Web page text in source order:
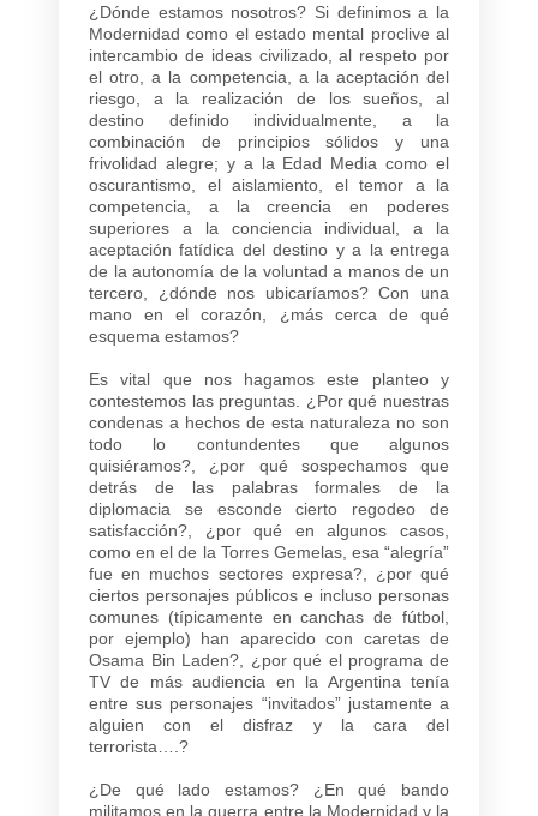
¿Dónde estamos nosotros? Si definimos a la
Modernidad como el estado mental proclive al
intercambio de ideas civilizado, al respeto por
el otro, a la competencia, a la aceptación del
riesgo, a la realización de los sueños, al
destino definido individualmente, a la
combinación de principios sólidos y una
frivolidad alegre; y a la Edad Media como el
oscurantismo, el aislamiento, el temor a la
competencia, a la creencia en poderes
superiores a la conciencia individual, a la
aceptación fatídica del destino y a la entrega
de la autonomía de la voluntad a manos de un
tercero, ¿dónde nos ubicaríamos? Con una
mano en el corazón, ¿más cerca de qué
esquema estamos?
Es vital que nos hagamos este planteo y
contestemos las preguntas. ¿Por qué nuestras
condenas a hechos de esta naturaleza no son
todo lo contundentes que algunos
quisiéramos?, ¿por qué sospechamos que
detrás de las palabras formales de la
diplomacia se esconde cierto regodeo de
satisfacción?, ¿por qué en algunos casos,
como en el de la Torres Gemelas, esa “alegría”
fue en muchos sectores expresa?, ¿por qué
ciertos personajes públicos e incluso personas
comunes (típicamente en canchas de fútbol,
por ejemplo) han aparecido con caretas de
Osama Bin Laden?, ¿por qué el programa de
TV de más audiencia en la Argentina tenía
entre sus personajes “invitados” justamente a
alguien con el disfraz y la cara del
terrorista….?
¿De qué lado estamos? ¿En qué bando
militamos en la guerra entre la Modernidad y la